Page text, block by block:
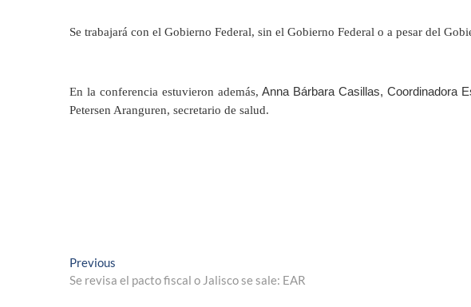
Se trabajará con el Gobierno Federal, sin el Gobierno Federal o a pesar del
En la conferencia estuvieron además,Anna Bárbara Casillas, Coordinadora
Petersen Aranguren, secretario de salud.
Navegación
de
Previous
post:
Se revisa el pacto fiscal o Jalisco se sale: EAR